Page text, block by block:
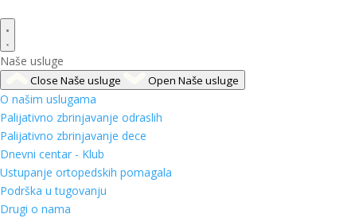
Naše usluge
Close Naše usluge Open Naše usluge
O našim uslugama
Palijativno zbrinjavanje odraslih
Palijativno zbrinjavanje dece
Dnevni centar - Klub
Ustupanje ortopedskih pomagala
Podrška u tugovanju
Drugi o nama